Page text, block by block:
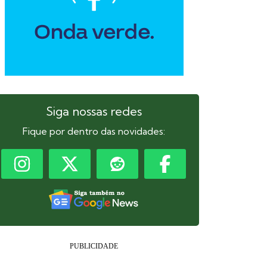
Siga nossas redes
Fique por dentro das novidades: